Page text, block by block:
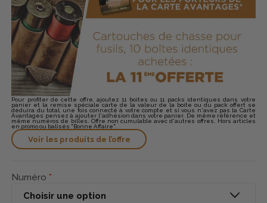
Pour profiter de cette offre, ajoutez 11 boites ou 11 packs identiques dans votre
panier et la remise spéciale carte de la valeur de la boite ou du pack offert se
déduira du total, une fois connecté à votre compte et si vous n'avez pas la Carte
Avantages pensez à ajouter l'adhésion dans votre panier. De même référence et
même numéros de billes. Offre non cumulable avec d'autres offres. Hors articles
en promo ou balisés "Bonne Affaire".
Voir les produits de l’offre
Numéro